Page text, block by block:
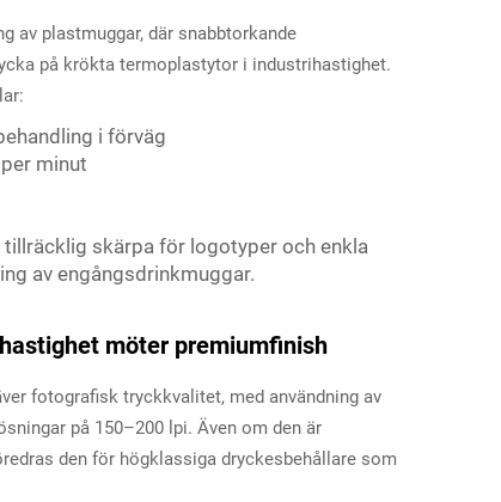
av plastmuggar, där snabbtorkande
på krökta termoplastytor i industrihastighet.
i förväg
minut
skärpa för logotyper och enkla
av engångsdrinkmuggar.
möter premiumfinish
fotografisk tryckkvalitet, med användning av
på 150–200 lpi. Även om den är
den för högklassiga dryckesbehållare som